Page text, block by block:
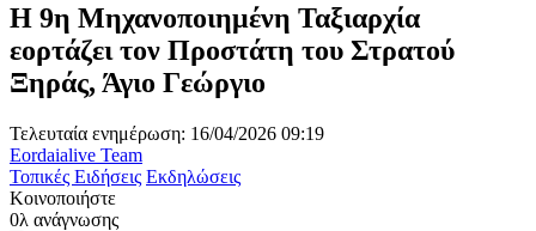
Η 9η Μηχανοποιημένη Ταξιαρχία
εορτάζει τον Προστάτη του Στρατού
Ξηράς, Άγιο Γεώργιο
Τελευταία ενημέρωση: 16/04/2026 09:19
Eordaialive Team
Τοπικές Ειδήσεις Εκδηλώσεις
Κοινοποιήστε
0λ ανάγνωσης